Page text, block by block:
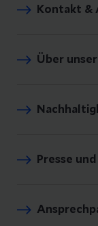
Kontakt &
Über
Presse